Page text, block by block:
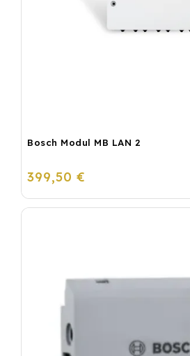
Bosch Modul MB LAN 2
399,50 €